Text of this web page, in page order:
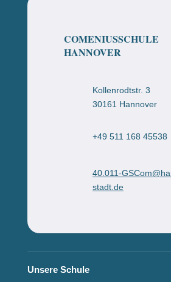
COMENIUSSCHULE
HANNOVER
Kollenrodtstr. 3
30161 Hannover
+49 511 168 45538
40.011-
stadt.de
Unsere Schule